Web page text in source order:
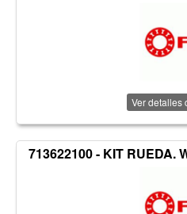
Ver detalles
713622100 - KIT RUEDA.